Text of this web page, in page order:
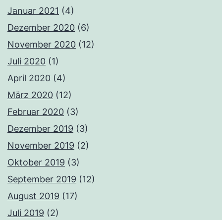
Januar 2021 (4)
Dezember 2020 (6)
November 2020 (12)
Juli 2020 (1)
April 2020 (4)
März 2020 (12)
Februar 2020 (3)
Dezember 2019 (3)
November 2019 (2)
Oktober 2019 (3)
September 2019 (12)
August 2019 (17)
Juli 2019 (2)